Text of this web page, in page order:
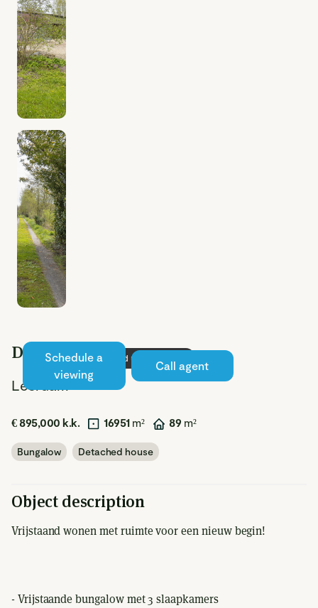
Schedule a
viewing
Call agent
Diefdijk 21 Sold under reserve
Leerdam
€ 895,000 k.k. 16951m² 89 m²
Bungalow Detached house
Object description
Vrijstaand wonen met ruimte voor een nieuw begin!
- Vrijstaande bungalow met 3 slaapkamers